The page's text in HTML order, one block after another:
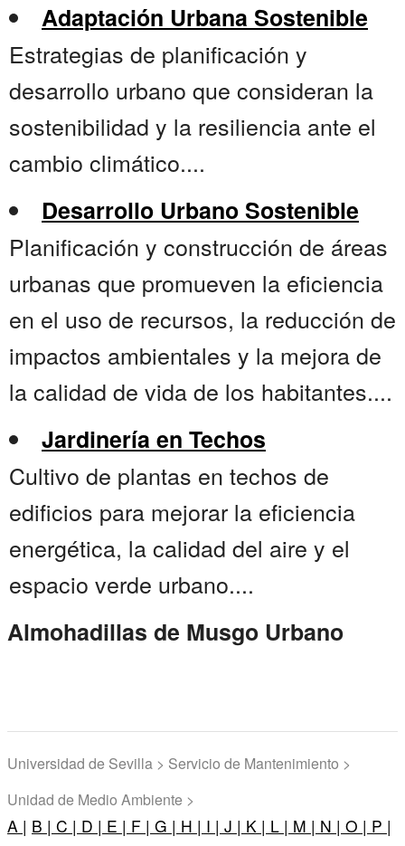
Adaptación Urbana Sostenible
Estrategias de planificación y
desarrollo urbano que consideran la
sostenibilidad y la resiliencia ante el
cambio climático....
Desarrollo Urbano Sostenible
Planificación y construcción de áreas
urbanas que promueven la eficiencia
en el uso de recursos, la reducción de
impactos ambientales y la mejora de
la calidad de vida de los habitantes....
Jardinería en Techos
Cultivo de plantas en techos de
edificios para mejorar la eficiencia
energética, la calidad del aire y el
espacio verde urbano....
Almohadillas de Musgo Urbano
Universidad de Sevilla > Servicio de Mantenimiento >
Unidad de Medio Ambiente >
A | B | C | D | E | F | G | H | I | J | K | L | M | N | O | P |